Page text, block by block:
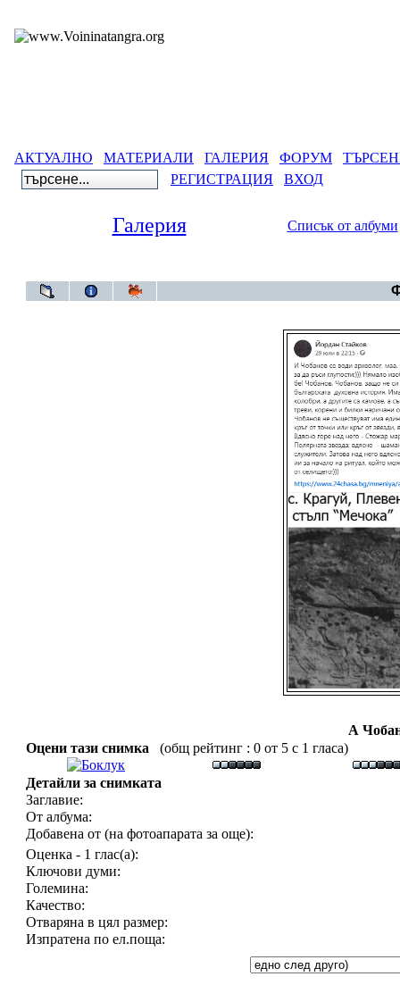
АКТУАЛНО МАТЕРИАЛИ ГАЛЕРИЯ ФОРУМ
РЕГИСТРАЦИЯ
ВХОД
Галерия Списък от албуми
А
Оцени тази снимка
(общ рейтинг : 0 от 5 с 1 гласа)
Детайли за снимката
Заглавие:
От албума:
Добавена от (на фотоапарата за още):
Оценка - 1 глас(а):
Ключови думи:
Големина:
Качество:
Отваряна в цял размер:
Изпратена по ел.поща: